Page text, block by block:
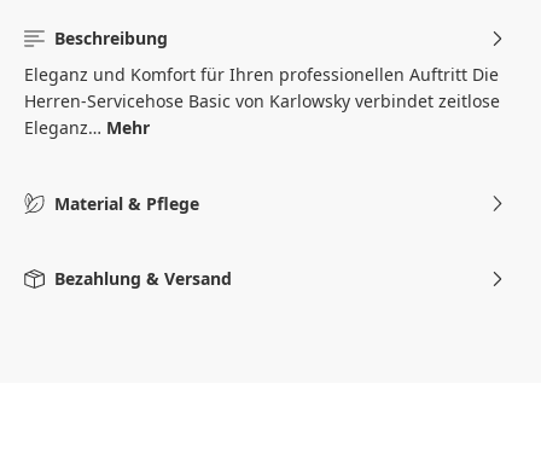
Beschreibung
Eleganz und Komfort für Ihren professionellen Auftritt Die
Herren-Servicehose Basic von Karlowsky verbindet zeitlose
Eleganz… Mehr
Material & Pflege
Bezahlung & Versand